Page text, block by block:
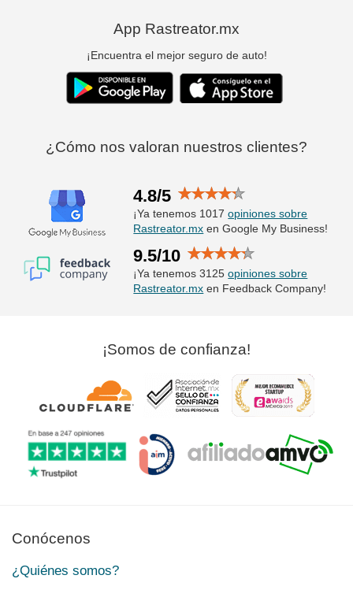
App Rastreator.mx
¡Encuentra el mejor seguro de auto!
¿Cómo nos valoran nuestros clientes?
4.8/5
¡Ya tenemos 1017opiniones sobre
Rastreator.mx en Google My Business!
9.5/10
¡Ya tenemos 3125opiniones sobre
Rastreator.mx en Feedback Company!
¡Somos de confianza!
Conócenos
¿Quiénes somos?